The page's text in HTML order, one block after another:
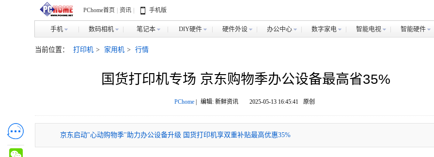
PChome首页 资讯 手机版
手机 数码相机 笔记本 DIY硬件 硬件外设 办公中心 数字家电 智能电视 智能硬件
当前位置： 打印机 > 家用机 > 行情
国货打印机专场 京东购物季办公设备最高省35%​
PChome| 编辑: 新鲜资讯 2025-05-13 16:45:41 原创
京东启动"心动购物季"助力办公设备升级 国货打印机享双重补贴最高优惠35%